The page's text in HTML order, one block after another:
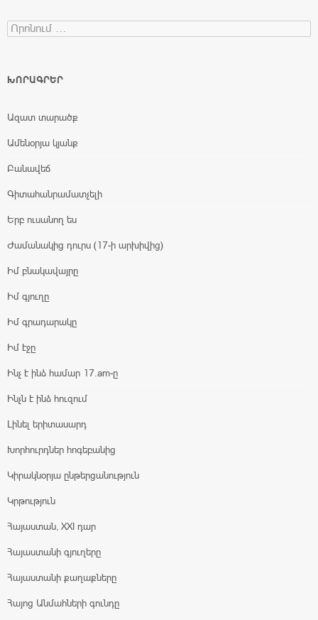
Search for:
ԽՈՐԱԳՐԵՐ
Ազատ տարածք
Ամենօրյա կյանք
Բանավեճ
Գիտահանրամատչելի
Երբ ուսանող ես
Ժամանակից դուրս (17-ի արխիվից)
Իմ բնակավայրը
Իմ գյուղը
Իմ գրադարակը
Իմ էջը
Ինչ է ինձ համար 17.am-ը
Ինչն է ինձ հուզում
Լինել երիտասարդ
Խորհուրդներ հոգեբանից
Կիրակնօրյա ընթերցանություն
Կրթություն
Հայաստան, XXI դար
Հայաստանի գյուղերը
Հայաստանի քաղաքները
Հայոց Անմահների գունդը